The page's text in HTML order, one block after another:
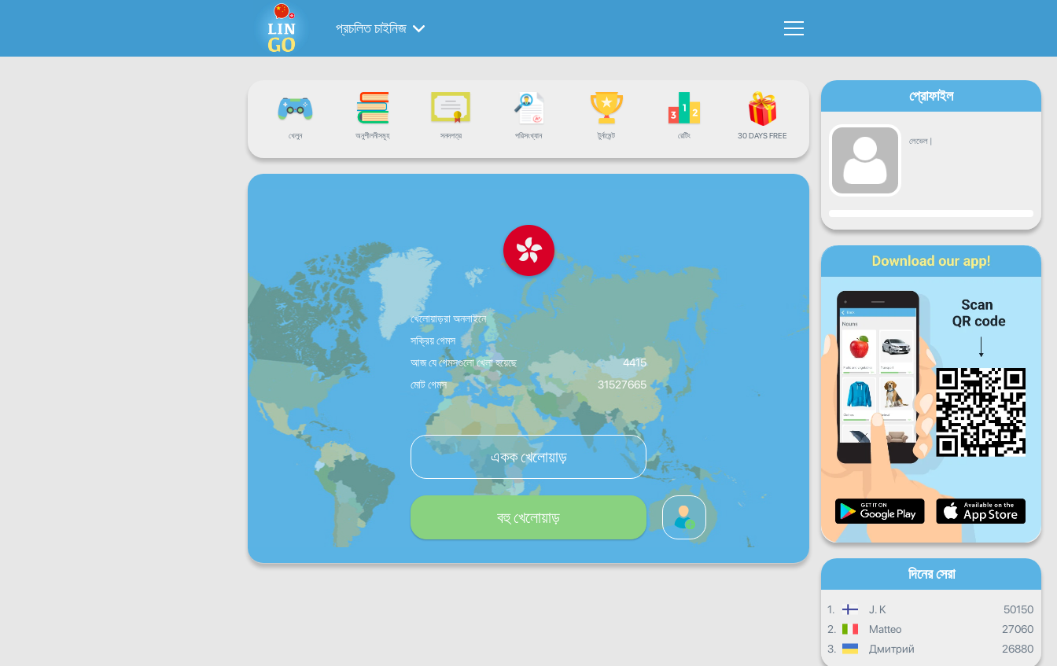
প্রচলিত চাইনিজ
খেলুন অনুশীলনীসমূহ সনদপত্র পরিসংখ্যান টুর্নামেন্ট রেটিং 30 DAYS FREE
খেলোয়াড়রা অনলাইনে
সক্রিয় গেমস
আজ যে গেমসগুলো খেলা হয়েছে
4415
মোট গেমস
31527665
একক খেলোয়াড়
বহু খেলোয়াড়
প্রোফাইল
লেভেল |
অগ্রগতি
সোম বুধ বৃহস্পতি
শনি রবি
প্রতিদিনের অগ্রগতি
মাসিক অগ্রগতি
সার্বিক অগ্রগতি
দিনের সেরা
1. J. K
50150
2.
Matteo
27060
3.
Дмитрий 26880